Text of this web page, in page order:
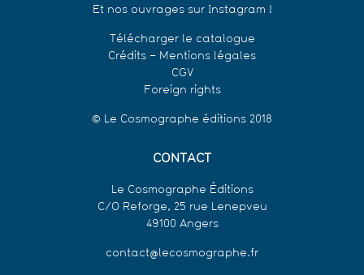
Et nos ouvrages sur Instagram !
Télécharger le catalogue
Crédits – Mentions légales
CGV
Foreign rights
© Le Cosmographe éditions 2018
CONTACT
Le Cosmographe Éditions
C/O Reforge, 25 rue Lenepveu
49100 Angers
contact@lecosmographe.fr